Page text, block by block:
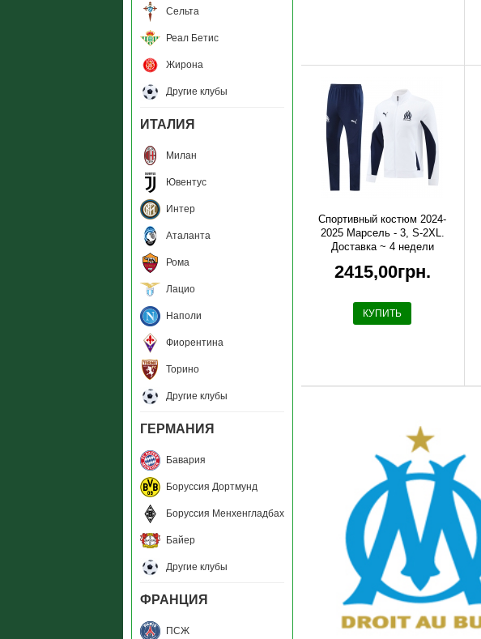
Сельта
Реал Бетис
Жирона
Другие клубы
ИТАЛИЯ
Милан
Ювентус
Интер
Аталанта
Рома
Лацио
Наполи
Фиорентина
Торино
Другие клубы
ГЕРМАНИЯ
Бавария
Боруссия Дортмунд
Боруссия Менхенгладбах
Байер
Другие клубы
ФРАНЦИЯ
ПСЖ
Спортивный костюм 2024-
2025 Марсель - 3, S-2XL.
Доставка ~ 4 недели
2415,00грн.
КУПИТЬ